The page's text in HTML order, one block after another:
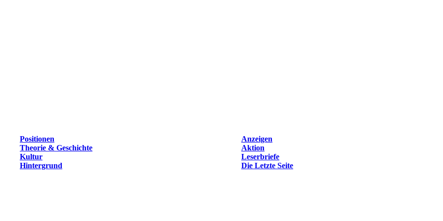
Positionen
Anzeigen
Theorie & Geschichte
Aktion
Kultur
Leserbriefe
Hintergrund Die Letzte Seite